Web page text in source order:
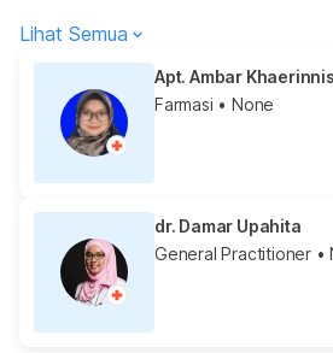
Lihat Semua
Apt. Ambar
Farmasi • None
dr. Damar Upahita
General Practitioner •